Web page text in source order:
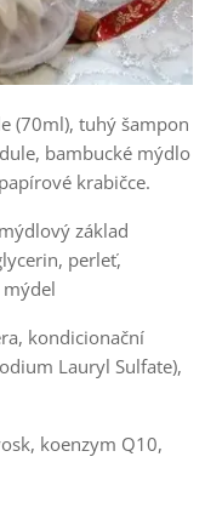
(70ml), tuhý šampon
bambucké mýdlo
krabičce.
základ
perleť,
kondicionační
Lauryl Sulfate),
koenzym Q10,